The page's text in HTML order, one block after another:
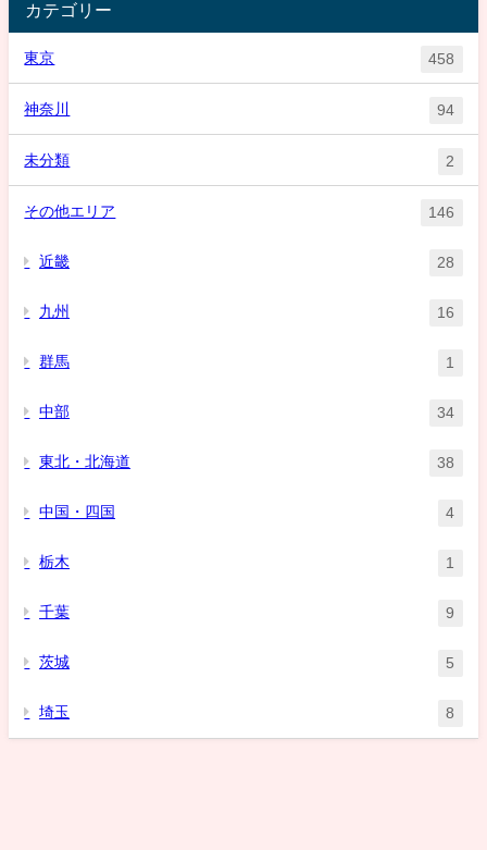
カテゴリー
東京 458
神奈川 94
未分類 2
その他エリア 146
近畿 28
九州 16
群馬 1
中部 34
東北・北海道 38
中国・四国 4
栃木 1
千葉 9
茨城 5
埼玉 8